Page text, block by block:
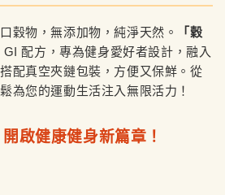
穀物，無添加物，純淨天然。
「穀
配方，專為健身愛好者設計，融入
配真空夾鏈包裝，方便又保鮮。從
為您的運動生活注入無限活力！
啟健康健身新篇章！